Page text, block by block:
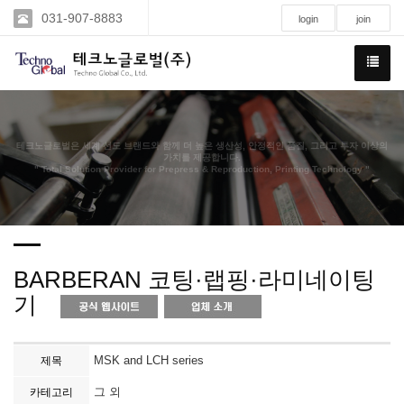
031-907-8883 login join
테크노글로벌은 세계 선도 브랜드와 함께 더 높은 생산성, 안정적인 품질, 그리고 투자 이상의
가치를 제공합니다.
" Total Solution Provider for Prepress & Reproduction, Printing Technology "
BARBERAN 코팅·랩핑·라미네이팅
기
제목 MSK and LCH series
카테고리 그 외